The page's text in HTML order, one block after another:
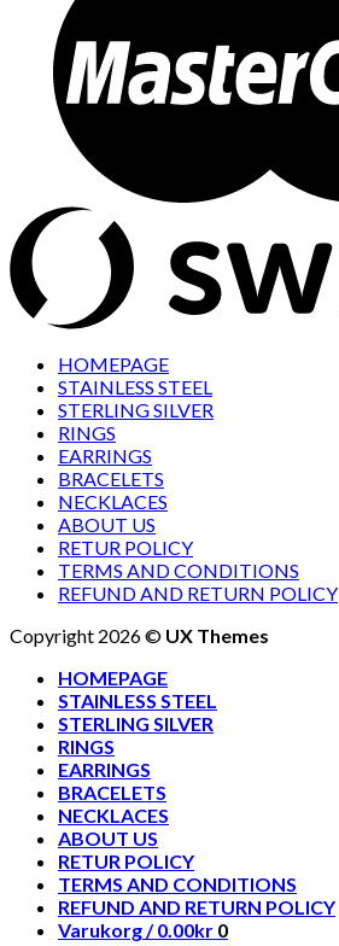
HOMEPAGE
STAINLESS STEEL
STERLING SILVER
RINGS
EARRINGS
BRACELETS
NECKLACES
ABOUT US
RETUR POLICY
TERMS AND CONDITIONS
REFUND AND RETURN POLICY
Copyright 2026 © UX Themes
HOMEPAGE
STAINLESS STEEL
STERLING SILVER
RINGS
EARRINGS
BRACELETS
NECKLACES
ABOUT US
RETUR POLICY
TERMS AND CONDITIONS
REFUND AND RETURN POLICY
Varukorg /0.00kr 0